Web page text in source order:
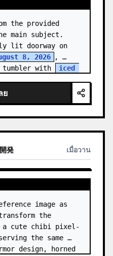
the provided
main subject.
8, 2026
,
with
iced
ย
発 เมื่อวาน
image as
the
a cute chibi pixel-
the same
design, horned